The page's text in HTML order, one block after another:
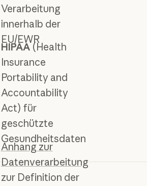
Verarbeitung
innerhalb der
EU/EWR
HIPAA(Health
Insurance
Portability and
Accountability
Act) für
geschützte
Gesundheitsdaten
Anhang zur
Datenverarbeitung
zur Definition der